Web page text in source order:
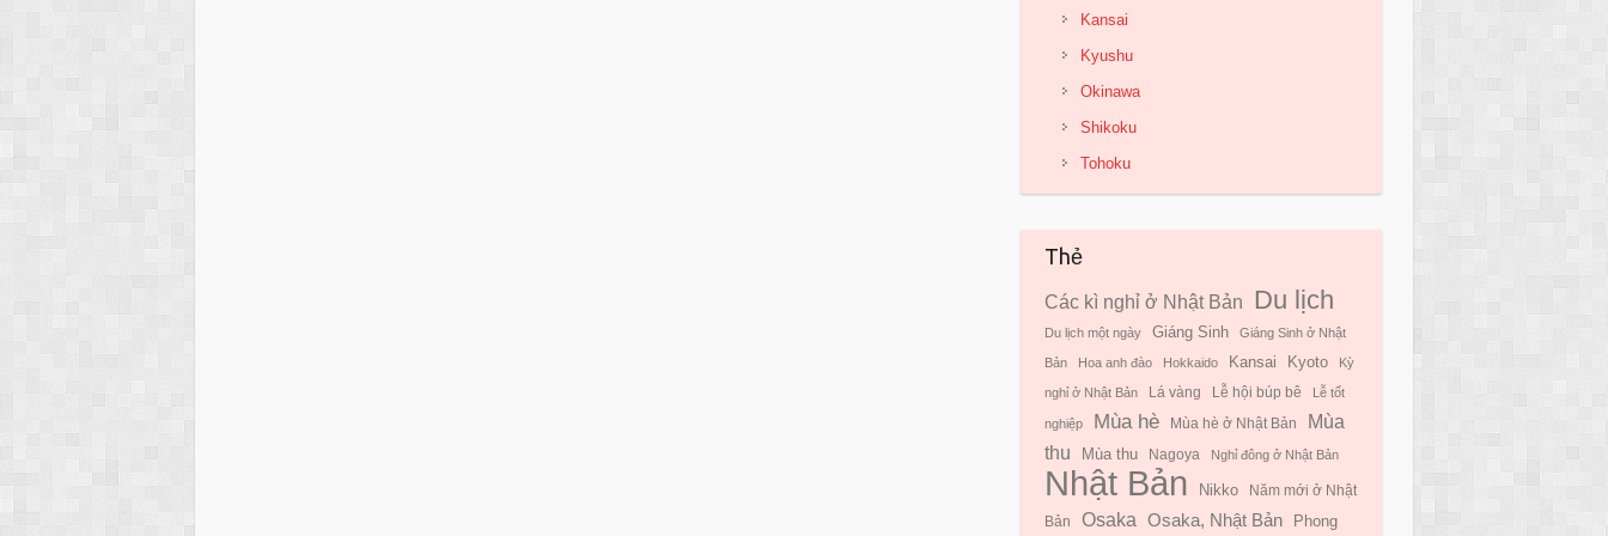
Kansai
Kyushu
Okinawa
Shikoku
Tohoku
Thẻ
Các kì nghỉ ở Nhật Bản Du lịch
Du lịch một ngày Giáng Sinh Giáng Sinh ở Nhật
Bản Hoa anh đào Hokkaido Kansai Kyoto Kỳ
nghỉ ở Nhật Bản Lá vàng Lễ hội búp bê Lễ tốt
nghiệp Mùa hè Mùa hè ở Nhật Bản
Mùa
thu
Mùa thu Nagoya Nghỉ đông ở Nhật Bản
Nhật Bản Nikko Năm mới ở Nhật
Bản Osaka Osaka, Nhật Bản Phong